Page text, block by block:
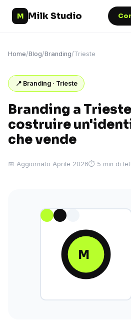
M Milk Studio
Home/Blog/Branding/Trieste
📍 Branding · Trieste
Branding a
costruire
che vende
📅 Aggiornato Aprile 2026⏱ 5 min di
M